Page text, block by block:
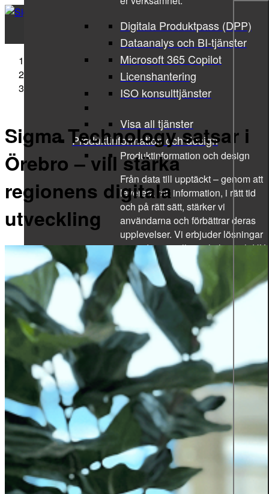
Digitala Produktpass (DPP)
Dataanalys och BI-tjänster
Microsoft 365 Copilot
Licenshantering
ISO konsulttjänster
Visa all tjänster
Produktinformation och design
Produktinformation och design
Från data till upptäckt – genom att
leverera rätt information, i rätt tid
och på rätt sätt, stärker vi
användarna och förbättrar deras
upplevelser. Vi erbjuder lösningar
inom design, tillgänglighet och UX.
Produktinformation
Grafiska tjänster
Visa all tjänster
Karriär
Lediga jobb
Karriär på Sigma Technology
Young Talent
Partner network
SVERIGES
Sigma Technology
Sigma Technology satsar i Örebro – vill stärka
regionens digitala utveckling
Sigma Technology satsar i
Örebro – vill stärka
regionens digitala
utveckling